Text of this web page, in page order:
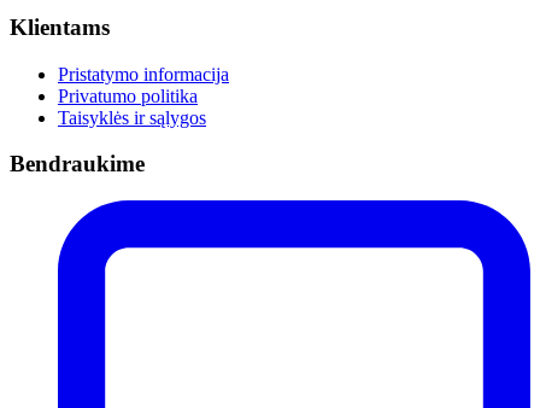
Klientams
Pristatymo informacija
Privatumo politika
Taisyklės ir sąlygos
Bendraukime